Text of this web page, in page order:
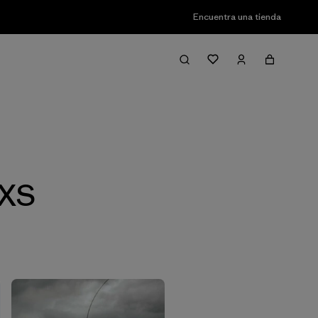
Encuentra una tienda
Filter & Sort